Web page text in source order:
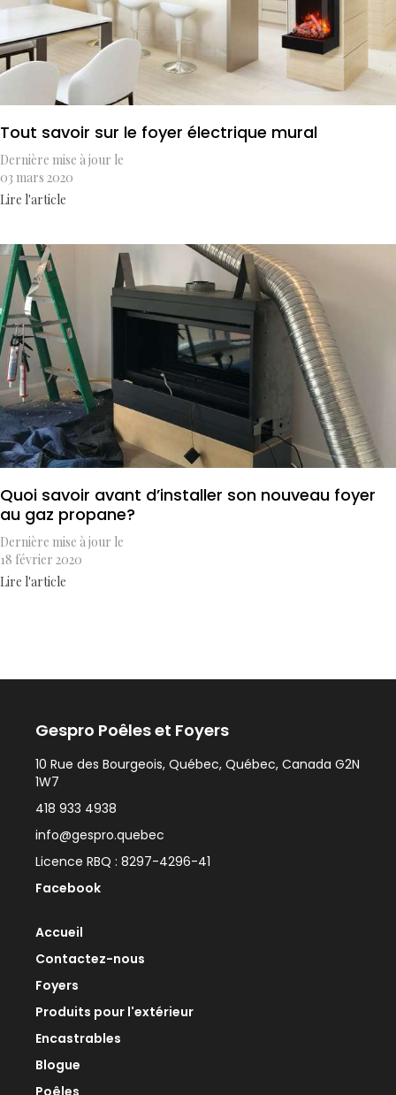
Tout savoir sur le foyer électrique mural
Dernière mise à jour le
03 mars 2020
Lire l'article
Quoi savoir avant d’installer son nouveau foyer
au gaz propane?
Dernière mise à jour le
18 février 2020
Lire l'article
Gespro Poêles et Foyers
10 Rue des Bourgeois, Québec, Québec, Canada G2N
1W7
418 933 4938
info@gespro.quebec
Licence RBQ : 8297-4296-41
Facebook
Accueil
Contactez-nous
Foyers
Produits pour l'extérieur
Encastrables
Blogue
Poêles